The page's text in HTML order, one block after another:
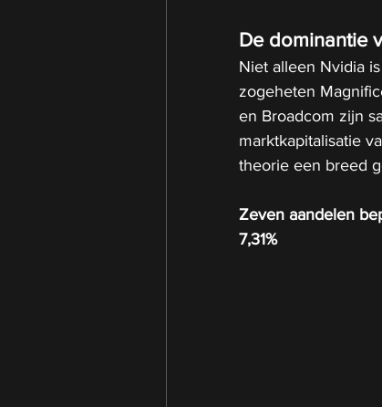
De dominantie
Niet alleen Nvidia
zogeheten
en Broadcom zijn
marktkapitalisatie
theorie een breed
Zeven aandelen
7,31%